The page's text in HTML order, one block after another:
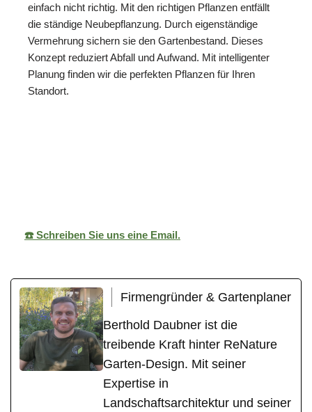
einfach nicht richtig. Mit den richtigen Pflanzen entfällt
die ständige Neubepflanzung. Durch eigenständige
Vermehrung sichern sie den Gartenbestand. Dieses
Konzept reduziert Abfall und Aufwand. Mit intelligenter
Planung finden wir die perfekten Pflanzen für Ihren
Standort.
☎️ Schreiben Sie uns eine Email.
Firmengründer & Gartenplaner
Berthold Daubner ist die
treibende Kraft hinter ReNature
Garten-Design. Mit seiner
Expertise in
Landschaftsarchitektur und seiner